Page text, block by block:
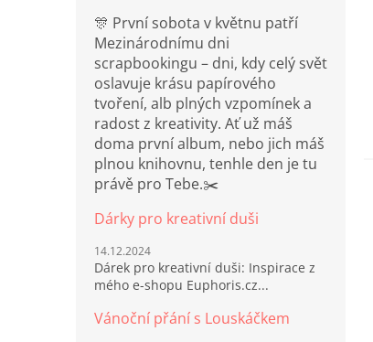
🎊 První sobota v květnu patří
Mezinárodnímu dni
scrapbookingu – dni, kdy celý svět
oslavuje krásu papírového
tvoření, alb plných vzpomínek a
radost z kreativity. Ať už máš
doma první album, nebo jich máš
plnou knihovnu, tenhle den je tu
právě pro Tebe.✂️
Dárky pro kreativní duši
14.12.2024
Dárek pro kreativní duši: Inspirace z
mého e-shopu Euphoris.cz...
Vánoční přání s Louskáčkem